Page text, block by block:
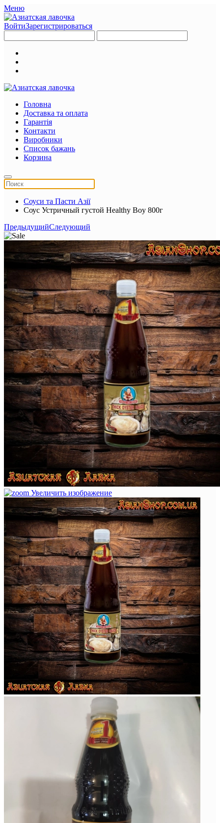
Меню
ВойтиЗарегистрироваться
Головна
Доставка та оплата
Гарантія
Контакти
Виробники
Список бажань
Корзина
Соуси та Пасти Азії
Соус Устричный густой Healthy Boy 800г
ПредыдущийСледующий
Увеличить изображение